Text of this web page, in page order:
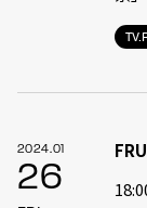
2024.01
26